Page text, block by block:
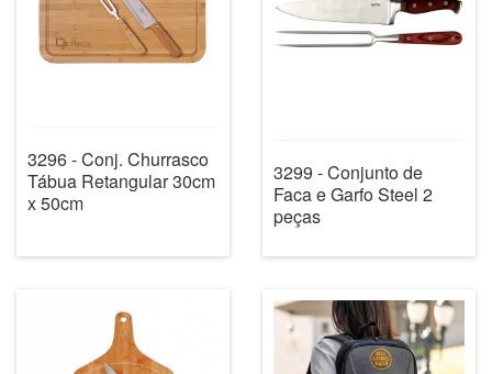
3296 - Conj. Churrasco
Tábua Retangular 30cm
x 50cm
3299 - Conjunto de
Faca e Garfo Steel 2
peças